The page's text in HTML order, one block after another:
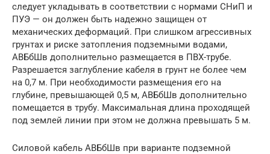
следует укладывать в соответствии с нормами СНиП и
ПУЭ — он должен быть надежно защищен от
механических деформаций. При слишком агрессивных
грунтах и риске затопления подземными водами,
АВБбШв дополнительно размещается в ПВХ-трубе.
Разрешается заглубление кабеля в грунт не более чем
на 0,7 м. При необходимости размещения его на
глубине, превышающей 0,5 м, АВБбШв дополнительно
помещается в трубу. Максимальная длина проходящей
под землей линии при этом не должна превышать 5 м.
Силовой кабель АВБбШв при варианте подземной